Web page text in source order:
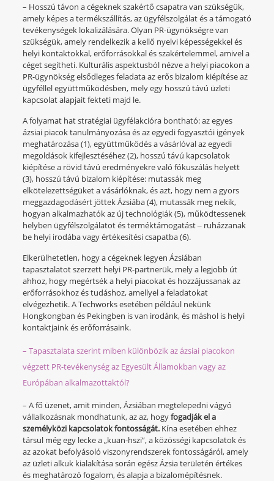
– Hosszú távon a cégeknek szakértő csapatra van szükségük,
amely képes a termékszállítás, az ügyfélszolgálat és a támogató
tevékenységek lokalizálására. Olyan PR-ügynökségre van
szükségük, amely rendelkezik a kellő nyelvi képességekkel és
helyi kontaktokkal, erőforrásokkal és szakértelemmel, amivel a
céget segítheti. Kulturális aspektusból nézve a helyi piacokon a
PR-ügynökség elsődleges feladata az erős bizalom kiépítése az
ügyféllel együttműködésben, mely egy hosszú távú üzleti
kapcsolat alapjait fekteti majd le.
A folyamat hat stratégiai ügyfélakcióra bontható: az egyes
ázsiai piacok tanulmányozása és az egyedi fogyasztói igények
meghatározása (1), együttműködés a vásárlóval az egyedi
megoldások kifejlesztéséhez (2), hosszú távú kapcsolatok
kiépítése a rövid távú eredményekre való fókuszálás helyett
(3), hosszú távú bizalom kiépítése: mutassák meg
elkötelezettségüket a vásárlóknak, és azt, hogy nem a gyors
meggazdagodásért jöttek Ázsiába (4), mutassák meg nekik,
hogyan alkalmazhatók az új technológiák (5), működtessenek
helyben ügyfélszolgálatot és terméktámogatást ‒ ruházzanak
be helyi irodába vagy értékesítési csapatba (6).
Elkerülhetetlen, hogy a cégeknek legyen Ázsiában
tapasztalatot szerzett helyi PR-partnerük, mely a legjobb út
ahhoz, hogy megértsék a helyi piacokat és hozzájussanak az
erőforrásokhoz és tudáshoz, amellyel a feladatokat
elvégezhetik. A Techworks esetében például nekünk
Hongkongban és Pekingben is van irodánk, és máshol is helyi
kontaktjaink és erőforrásaink.
– Tapasztalata szerint miben különbözik az ázsiai piacokon
végzett PR-tevékenység az Egyesült Államokban vagy az
Európában alkalmazottaktól?
– A fő üzenet, amit minden, Ázsiában megtelepedni vágyó
vállalkozásnak mondhatunk, az az, hogyfogadják el a
személyközi kapcsolatok fontosságát.Kína esetében ehhez
társul még egy lecke a „kuan-hszi”, a közösségi kapcsolatok és
az azokat befolyásoló viszonyrendszerek fontosságáról, amely
az üzleti alkuk kialakítása során egész Ázsia területén értékes
és meghatározó fogalom, és alapja a bizalomépítésnek.